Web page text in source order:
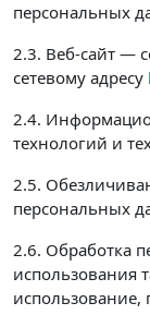
персональных
2.3. Веб-сайт —
сетевому адресу
2.4.
технологий и
2.5.
персональных
2.6. Обработка
использования
использование,